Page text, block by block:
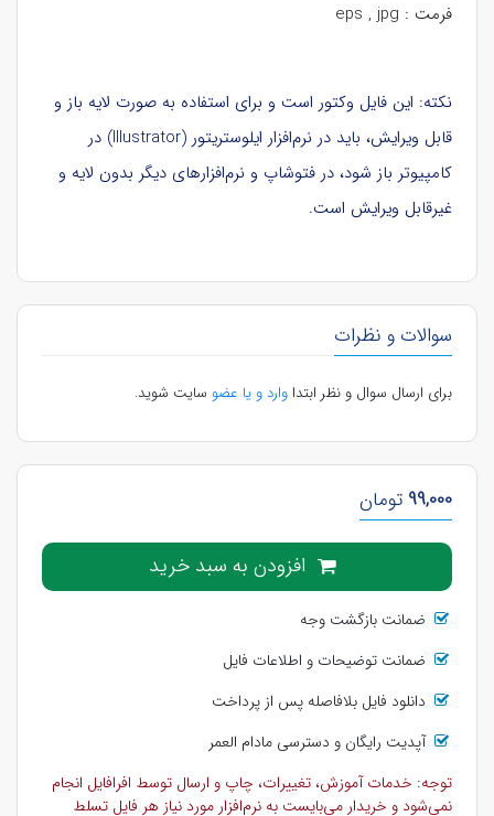
فرمت : eps , jpg
نکته: این فایل وکتور است و برای استفاده به صورت لایه باز و
قابل ویرایش، باید در نرم‌افزار ایلوستریتور (Illustrator) در
کامپیوتر باز شود، در فتوشاپ و نرم‌افزارهای دیگر بدون لایه و
غیرقابل ویرایش است.
سوالات و نظرات
برای ارسال سوال و نظر ابتداوارد و یا عضو سایت شوید.
99,000 تومان
افزودن به سبد خرید
ضمانت بازگشت وجه
ضمانت توضیحات و اطلاعات فایل
دانلود فایل بلافاصله پس از پرداخت
آپدیت رایگان و دسترسی مادام العمر
توجه: خدمات آموزش، تغییرات، چاپ و ارسال توسط افرافایل انجام
نمی‌شود و خریدار می‌بایست به نرم‌افزار مورد نیاز هر فایل تسلط